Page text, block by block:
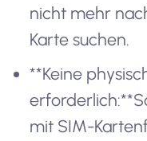
nicht mehr
Karte suchen.
**Keine
mit SIM-